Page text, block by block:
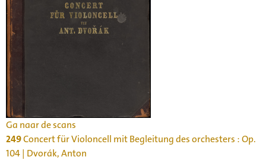
Ga naar de scans
249Concert für Violoncell mit Begleitung des orchesters : Op.
104 | Dvorák, Anton